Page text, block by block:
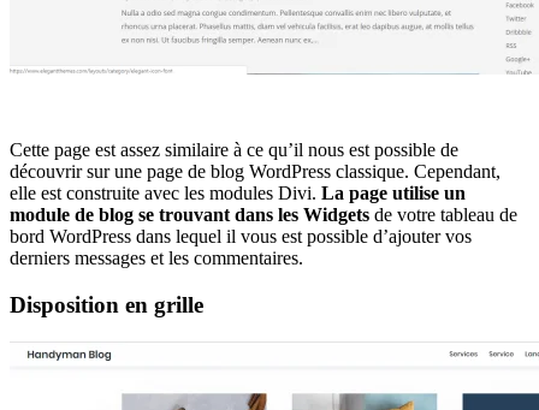
Cette page est assez similaire à ce qu’il nous est possible de
découvrir sur une page de blog WordPress classique. Cependant,
elle est construite avec les modules Divi. La page utilise un
module de blog se trouvant dans les Widgets de votre tableau de
bord WordPress dans lequel il vous est possible d’ajouter vos
derniers messages et les commentaires.
Disposition en grille